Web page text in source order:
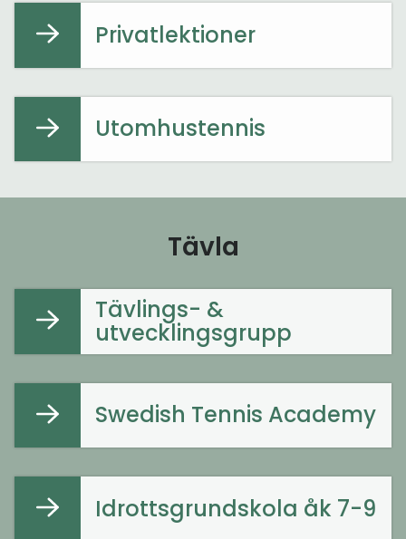
Privatlektioner
Utomhustennis
Tävla
Tävlings- &
utvecklingsgrupp
Swedish Tennis Academy
Idrottsgrundskola åk 7-9